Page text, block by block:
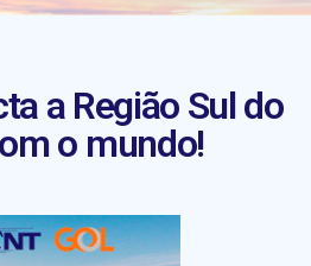
a Região Sul do
o mundo!